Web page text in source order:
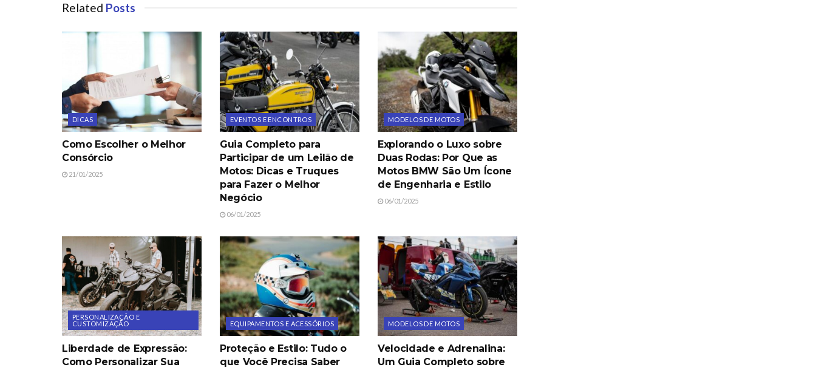
Related Posts
DICAS
Como Escolher o Melhor
Consórcio
21/01/2025
EVENTOS E ENCONTROS
Guia Completo para
Participar de um Leilão de
Motos: Dicas e Truques
para Fazer o Melhor
Negócio
06/01/2025
MODELOS DE MOTOS
Explorando o Luxo sobre
Duas Rodas: Por Que as
Motos BMW São Um Ícone
de Engenharia e Estilo
06/01/2025
PERSONALIZAÇÃO E
CUSTOMIZAÇÃO
Liberdade de Expressão:
Como Personalizar Sua
EQUIPAMENTOS E ACESSÓRIOS
Proteção e Estilo: Tudo o
que Você Precisa Saber
MODELOS DE MOTOS
Velocidade e Adrenalina:
Um Guia Completo sobre